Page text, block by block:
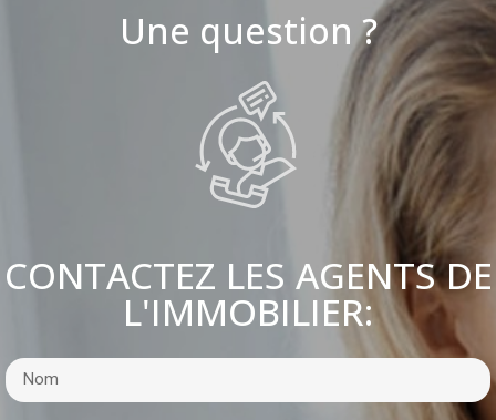
Une question ?
CONTACTEZ LES AGENTS DE
L'IMMOBILIER: